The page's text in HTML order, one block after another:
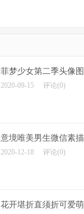
菲梦少女第二季头像
2020-09-15 评论(0)
意境唯美男生微信素
2020-12-18 评论(0)
花开堪折直须折可爱